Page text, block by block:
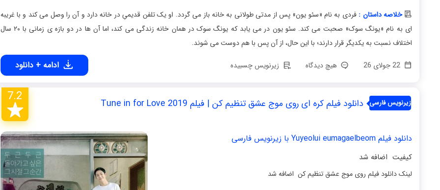
خلاصه داستان :فردی به نام «سئو یون» پس از مدتی طولانی به خانه باز می گردد. او یک تلفن قدیمیِ در خانه دارد و آن را وصل می کند و با غریبه
ای به نام «یونگ سوک» صحبت می کند. سئو یون در می یابد که یونگ سوک در همان خانه زندگی می کند، اما آن ها در دو بازه ی زمانی با ۲۰ سال
اختلاف نسبت به یکدیگر قرار دارند؛ با این حال، از آن پس با هم دوست می شوند.
ادامه + دانلود هیچ دیدگاه زیرنویس چسبیده
زیرنویس فارسی دانلود فیلم کره ای روی موج عشق تنظیم کن | فیلم Tune in for Love 2019 7.2
دانلود فیلم Yuyeolui eumagaelbeom با زیرنویس فارسی
کیفیت اضافه شد
لینک دانلود فیلم روی موج عشق تنظیم کن اضافه شد